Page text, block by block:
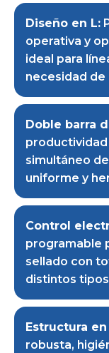
Diseño en L:
operativa y
ideal para
necesidad
Doble barra
simultáneo
uniforme y
Control
programable
sellado con
distintos
Estructura
robusta,